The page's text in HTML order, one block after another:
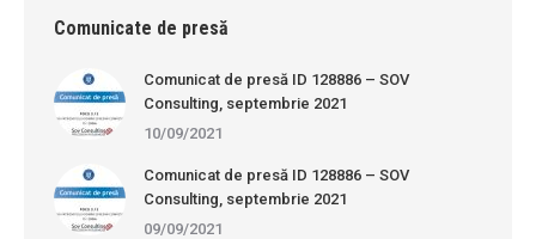
Comunicate de presă
Comunicat de presă ID 128886 – SOV
Consulting, septembrie 2021
10/09/2021
Comunicat de presă ID 128886 – SOV
Consulting, septembrie 2021
09/09/2021